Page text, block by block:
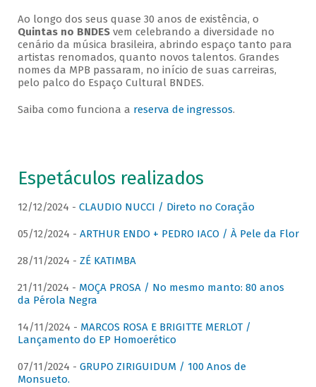
Ao longo dos seus quase 30 anos de existência, o
Quintas no BNDESvem celebrando a diversidade no
cenário da música brasileira, abrindo espaço tanto para
artistas renomados, quanto novos talentos. Grandes
nomes da MPB passaram, no início de suas carreiras,
pelo palco do Espaço Cultural BNDES.
Saiba como funciona a reserva de ingressos.
Espetáculos realizados
12/12/2024 - CLAUDIO NUCCI / Direto no Coração
05/12/2024 - ARTHUR ENDO + PEDRO IACO / À Pele da Flor
28/11/2024 - ZÉ KATIMBA
21/11/2024 - MOÇA PROSA / No mesmo manto: 80 anos
da Pérola Negra
14/11/2024 - MARCOS ROSA E BRIGITTE MERLOT /
Lançamento do EP Homoerético
07/11/2024 - GRUPO ZIRIGUIDUM / 100 Anos de
Monsueto.